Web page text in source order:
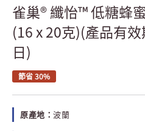
雀巢® 纖怡™ 低糖蜂
(16 x 20克)(產品有
日)
節省 30%
原產地： 波蘭